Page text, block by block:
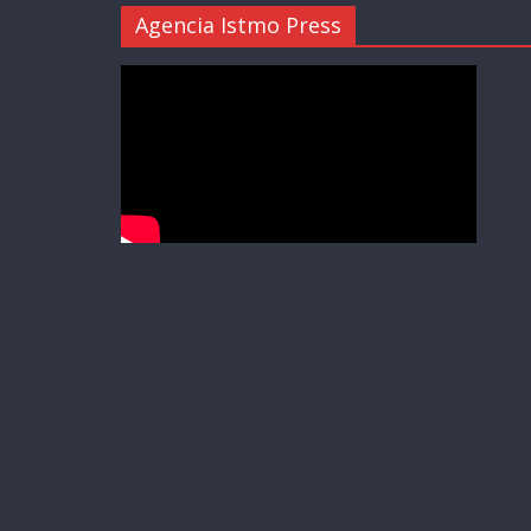
Agencia Istmo Press